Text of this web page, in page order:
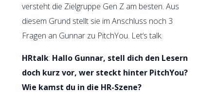
versteht die Zielgruppe Gen Z am besten. Aus
diesem Grund stellt sie im Anschluss noch 3
Fragen an Gunnar zu PitchYou. Let‘s talk.
HRtalk: Hallo Gunnar, stell dich den Lesern
doch kurz vor, wer steckt hinter PitchYou?
Wie kamst du in die HR-Szene?